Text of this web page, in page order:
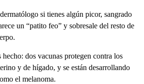
si tienes algún picor, sangrado
un “patito feo” y sobresale del resto de
hecho: dos vacunas protegen contra los
y de hígado, y se están desarrollando
el melanoma.